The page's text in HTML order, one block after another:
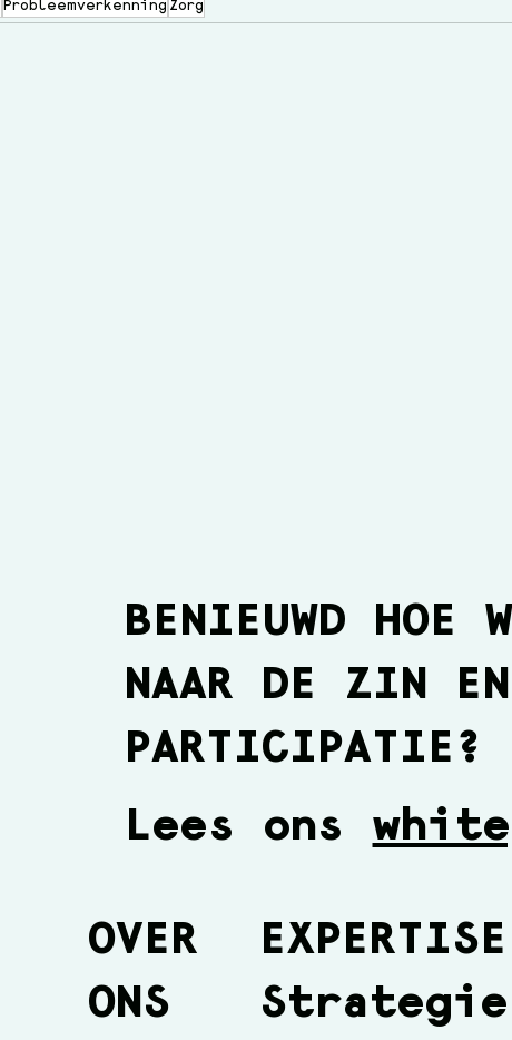
Probleemverkenning Zorg
Hoe werken olympische
teams-en jouw team?
OVER
ONS
BENIEUWD HOE
NAAR DE ZIN
PARTICIPATIE?
Lees ons
EXPERTISE